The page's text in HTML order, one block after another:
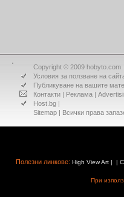
Copyright © 2009 hobyto.com
Условия за ползване на
Публикуване на вашите
Контакти | Реклама |
Host.bg |
Sitemap | Всички права
Полезни линкове: High View Art| |
При